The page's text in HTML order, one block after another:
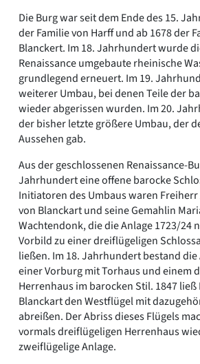
Die Burg war seit dem Ende des 15.
der Familie von Harff und ab 1678 der
Blanckert. Im 18. Jahrhundert wurde
Renaissance umgebaute rheinische
grundlegend erneuert. Im 19.
weiterer Umbau, bei denen Teile der
wieder abgerissen wurden. Im 20.
der bisher letzte größere Umbau, der
Aussehen gab.
Aus der geschlossenen Renaissance-
Jahrhundert eine offene barocke
Initiatoren des Umbaus waren
von Blanckart und seine Gemahlin
Wachtendonk, die die Anlage 1723/24
Vorbild zu einer dreiflügeligen
ließen. Im 18. Jahrhundert bestand
einer Vorburg mit Torhaus und einem
Herrenhaus im barocken Stil. 1847 ließ
Blanckart den Westflügel mit
abreißen. Der Abriss dieses Flügels
vormals dreiflügeligen Herrenhaus
zweiflügelige Anlage.